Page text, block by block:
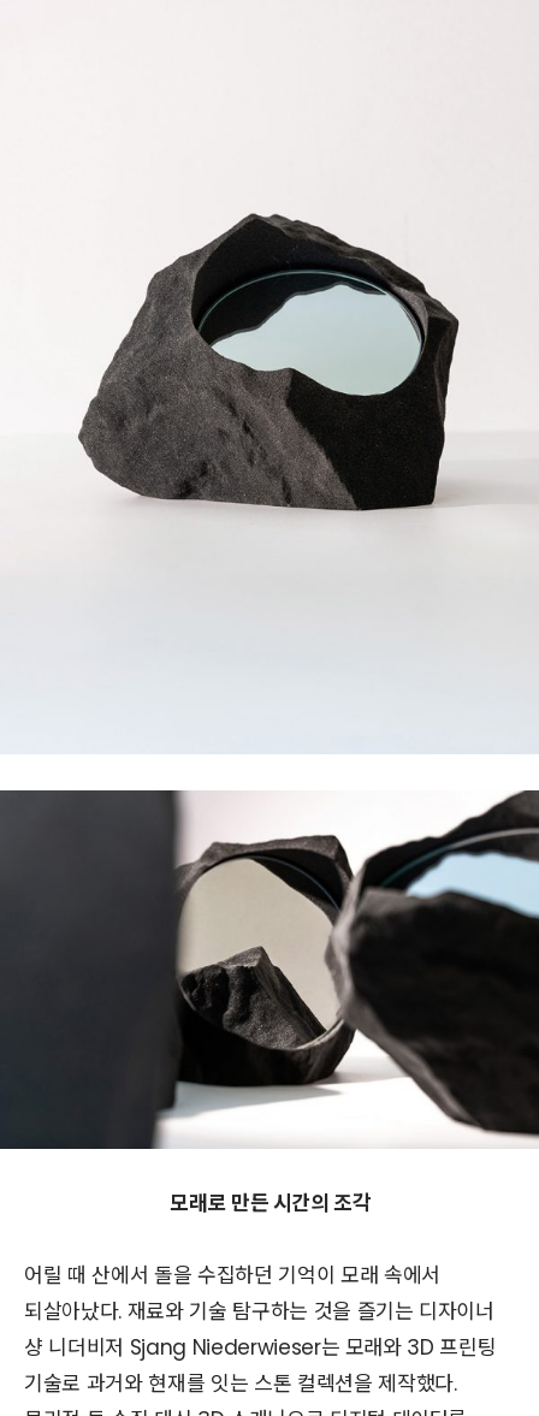
모래로 만든 시간의 조각
어릴 때 산에서 돌을 수집하던 기억이 모래 속에서
되살아났다. 재료와 기술 탐구하는 것을 즐기는 디자이너
샹 니더비저 Sjang Niederwieser는 모래와 3D 프린팅
기술로 과거와 현재를 잇는 스톤 컬렉션을 제작했다.